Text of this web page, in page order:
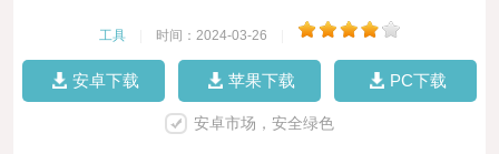
工具 时间：2024-03-26
安卓下载 苹果下载 PC下载
安卓市场，安全绿色